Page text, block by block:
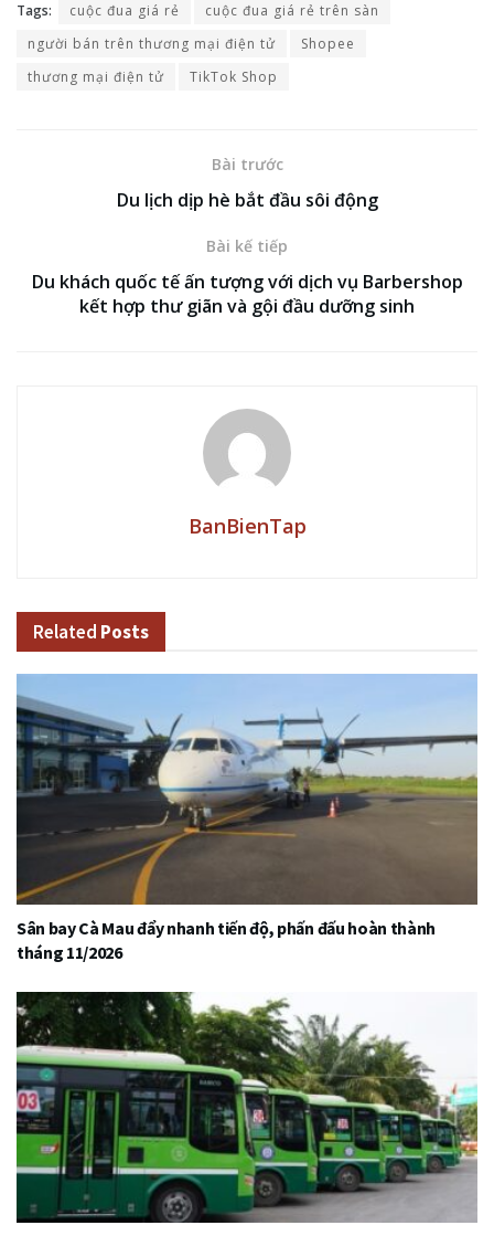
Tags: cuộc đua giá rẻ
cuộc đua giá rẻ trên sàn
người bán trên thương mại điện tử
Shopee
thương mại điện tử
TikTok Shop
Bài trước
Du lịch dịp hè bắt đầu sôi động
Bài kế tiếp
Du khách quốc tế ấn tượng với dịch vụ Barbershop
kết hợp thư giãn và gội đầu dưỡng sinh
BanBienTap
Related Posts
Sân bay Cà Mau đẩy nhanh tiến độ, phấn đấu hoàn thành
tháng 11/2026